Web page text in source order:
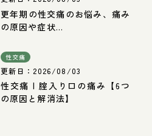
更年期の性交痛のお悩み、痛み
の原因や症状...
性交痛
更新日： 2026/08/03
性交痛 | 腟入り口の痛み【6つ
の原因と解消法】